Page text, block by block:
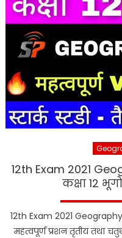
12th Exam 2021
कक्षा 12
12th Exam 2021
महत्वपूर्ण प्रशन तृतीय तथा